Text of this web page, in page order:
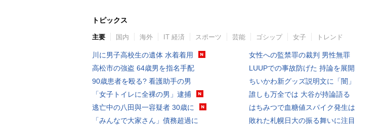
トピックス
主要 国内 海外 IT 経済 スポーツ 芸能 ゴシップ 女子 トレンド
川に男子高校生の遺体 水着着用
高松市の強盗 64歳男を指名手配
90歳患者を殴る? 看護助手の男
「女子トイレに全裸の男」逮捕
逃亡中の八田與一容疑者 30歳に
「みんなで大家さん」債務超過に
女性への監禁罪の裁判 男性無罪
LUUPでの事故防げた 持論を展開
ちいかわ新グッズ説明文に「闇」
誰しも万全では 大谷が持論語る
はちみつで血糖値スパイク発生は
敗れた札幌日大の振る舞いに注目